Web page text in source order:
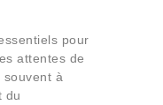
pour
attentes de
souvent à
du